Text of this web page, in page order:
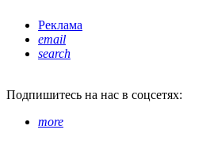
Реклама
email
search
Подпишитесь на нас в соцсетях:
more